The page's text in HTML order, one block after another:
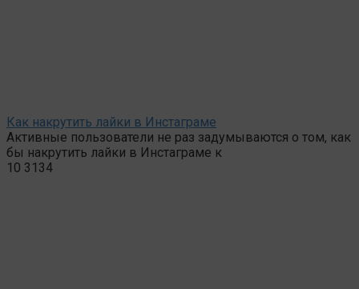
Как накрутить лайки в Инстаграме
Активные пользователи не раз задумываются о том, как
бы накрутить лайки в Инстаграме к
10 3134